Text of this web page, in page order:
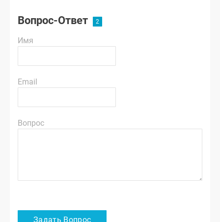
Вопрос-Ответ
Имя
Email
Вопрос